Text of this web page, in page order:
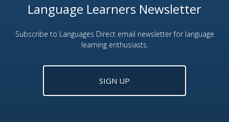
Language Learners Newsletter
Subscribe to Languages Direct email newsletter for language
learning enthusiasts.
SIGN UP